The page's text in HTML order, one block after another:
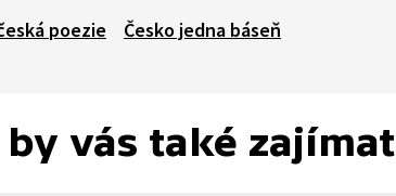
poezie Česko jedna báseň
vás také zajímat